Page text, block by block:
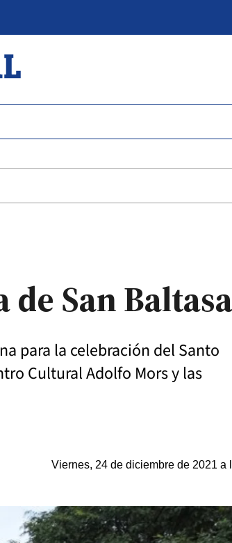
San
para la celebración del Santo
Cultural Adolfo Mors y las
Viernes, 24 de diciembre de 2021 a